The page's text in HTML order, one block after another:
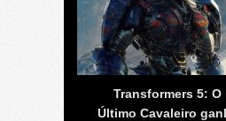
Transformers 5: O
Último Cavaleiro